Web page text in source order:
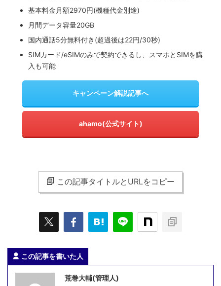
基本料金月額2970円(機種代金別途)
月間データ容量20GB
国内通話5分無料付き(超過後は22円/30秒)
SIMカード/eSIMのみで契約できるし、スマホとSIMを購
入も可能
キャンペーン解説記事へ
ahamo(公式サイト)
この記事タイトルとURLをコピー
この記事を書いた人
荒巻大輔(管理人)